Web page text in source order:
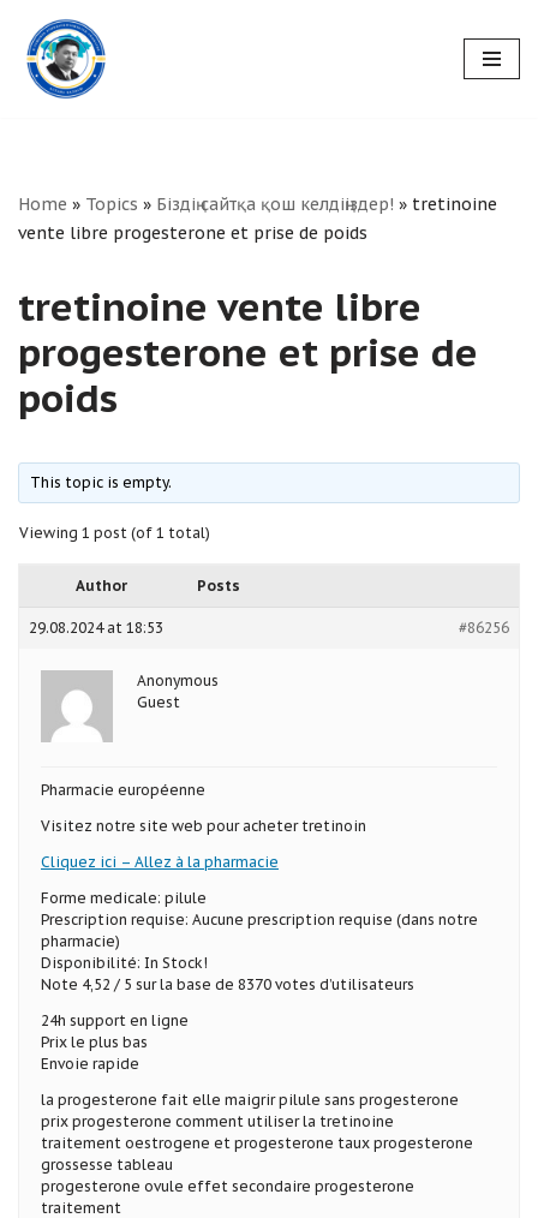
Skip
to
Home » Topics » Біздің сайтқа қош келдіңіздер! » tretinoine
vente libre progesterone et prise de poids
tretinoine vente libre
progesterone et prise de
poids
This topic is empty.
Viewing 1 post (of 1 total)
Author Posts
29.08.2024 at 18:53 #86256
Anonymous
Guest
Pharmacie européenne
Visitez notre site web pour acheter tretinoin
Cliquez ici – Allez à la pharmacie
Forme medicale: pilule
Prescription requise: Aucune prescription requise (dans notre
pharmacie)
Disponibilité: In Stock!
Note 4,52 / 5 sur la base de 8370 votes d’utilisateurs
24h support en ligne
Prix le plus bas
Envoie rapide
la progesterone fait elle maigrir pilule sans progesterone
prix progesterone comment utiliser la tretinoine
traitement oestrogene et progesterone taux progesterone
grossesse tableau
progesterone ovule effet secondaire progesterone
traitement